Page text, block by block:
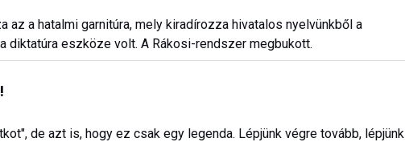
az a hatalmi garnitúra, mely kiradírozza hivatalos nyelvünkből a
diktatúra eszköze volt. A Rákosi-rendszer megbukott.
de azt is, hogy ez csak egy legenda. Lépjünk végre tovább, lépjünk